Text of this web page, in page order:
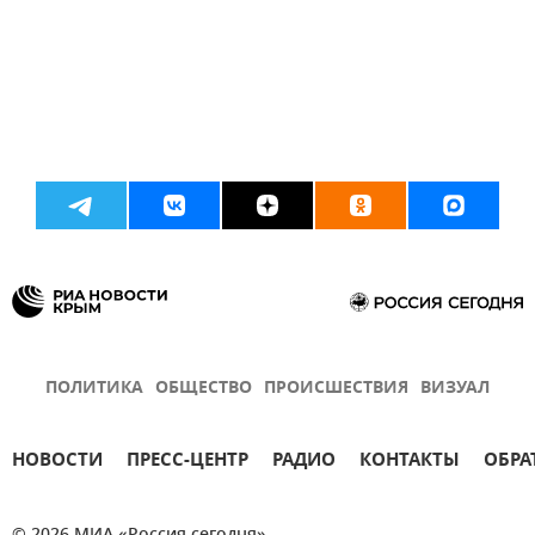
ПОЛИТИКА ОБЩЕСТВО ПРОИСШЕСТВИЯ ВИЗУАЛ
НОВОСТИ ПРЕСС-ЦЕНТР РАДИО КОНТАКТЫ